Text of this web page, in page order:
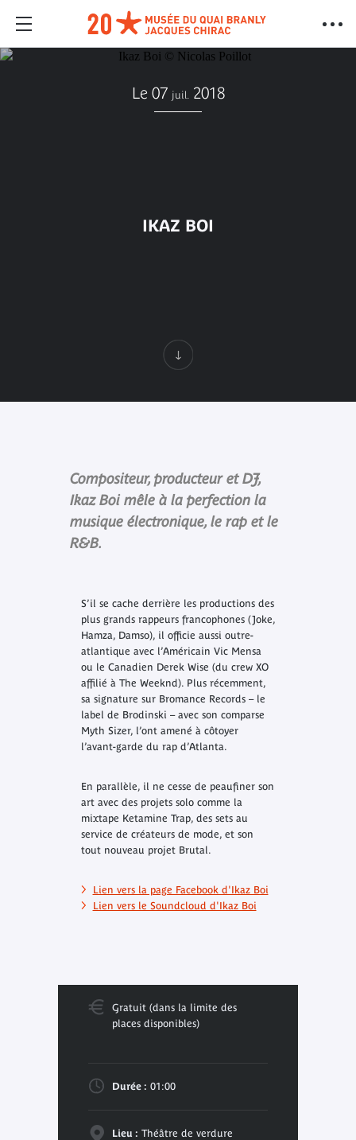
Le 07 juil. 2018
IKAZ BOI
Compositeur, producteur et DJ,
Ikaz Boi mêle à la perfection la
musique électronique, le rap et le
R&B.
S’il se cache derrière les productions des
plus grands rappeurs francophones (Joke,
Hamza, Damso), il officie aussi outre-
atlantique avec l’Américain Vic Mensa
ou le Canadien Derek Wise (du crew XO
affilié à The Weeknd). Plus récemment,
sa signature sur Bromance Records – le
label de Brodinski – avec son comparse
Myth Sizer, l’ont amené à côtoyer
l’avant-garde du rap d’Atlanta.
En parallèle, il ne cesse de peaufiner son
art avec des projets solo comme la
mixtape Ketamine Trap, des sets au
service de créateurs de mode, et son
tout nouveau projet Brutal.
Lien vers la page Facebook d'Ikaz Boi
Lien vers le Soundcloud d'Ikaz Boi
Gratuit (dans la limite des
places disponibles)
Durée : 01:00
Lieu : Théâtre de verdure